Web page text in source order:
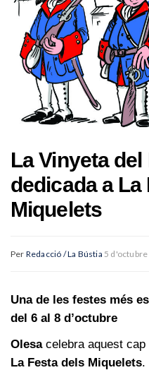
La Vinyeta
dedicada a La
Miquelets
Per Redacció / La Bústia 5
Una de les festes més
del 6 al 8 d’octubre
Olesacelebra aquest cap
La Festa dels Miquelets.